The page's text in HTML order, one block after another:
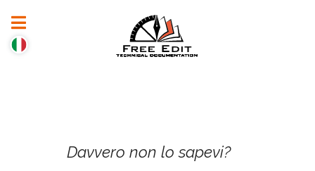
Davvero non lo sapevi?